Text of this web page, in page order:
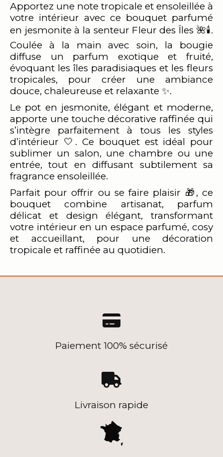
Apportez une note tropicale et ensoleillée à
votre intérieur avec ce bouquet parfumé
en jesmonite à la senteur Fleur des Îles 🌺🕯️.
Coulée à la main avec soin, la bougie
diffuse un parfum exotique et fruité,
évoquant les îles paradisiaques et les fleurs
tropicales, pour créer une ambiance
douce, chaleureuse et relaxante ✨.
Le pot en jesmonite, élégant et moderne,
apporte une touche décorative raffinée qui
s’intègre parfaitement à tous les styles
d’intérieur 🤍. Ce bouquet est idéal pour
sublimer un salon, une chambre ou une
entrée, tout en diffusant subtilement sa
fragrance ensoleillée.
Parfait pour offrir ou se faire plaisir 🎁, ce
bouquet combine artisanat, parfum
délicat et design élégant, transformant
votre intérieur en un espace parfumé, cosy
et accueillant, pour une décoration
tropicale et raffinée au quotidien.

Paiement 100% sécurisé

Livraison rapide